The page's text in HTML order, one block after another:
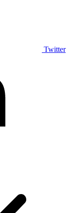
Twitter